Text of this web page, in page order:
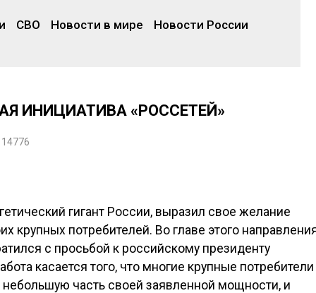
СВО Новости в мире Новости России
ИНИЦИАТИВА «РОССЕТЕЙ»
14776
гигант России, выразил свое желание
крупных потребителей. Во главе этого
с просьбой к российскому президенту
касается того, что многие крупные потребители
часть своей заявленной мощности, и